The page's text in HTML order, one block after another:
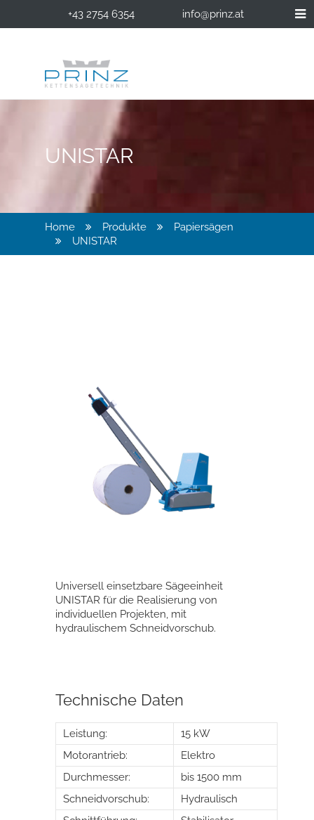
+43 2754 6354 info@prinz.at
UNISTAR
Home Produkte
Papiersägen
UNISTAR
Universell einsetzbare Sägeeinheit
UNISTAR für die Realisierung von
individuellen Projekten, mit
hydraulischem Schneidvorschub.
Technische Daten
Leistung:
15 kW
Motorantrieb:
Elektro
Durchmesser:
bis 1500 mm
Schneidvorschub:
Hydraulisch